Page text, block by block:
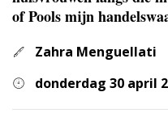
of Pools mijn
Zahra Menguellati
donderdag 30 april